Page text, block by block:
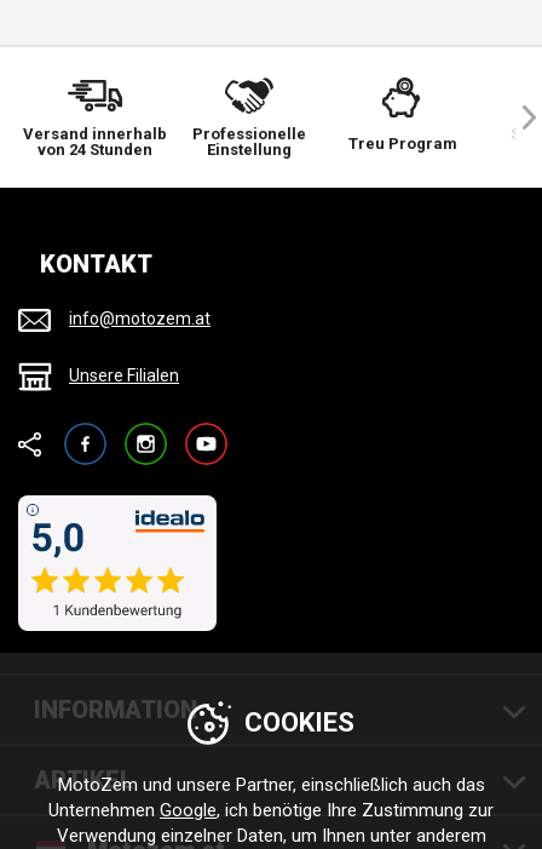
Versand innerhalb
von 24 Stunden
Professionelle
Einstellung
Treu Program
Sie
KONTAKT
info@motozem.at
Unsere Filialen
FacebookInstagramYouTube
INFORMATION
ARTIKEL
COOKIES
MotoZem und unsere Partner, einschließlich auch das
Unternehmen Google, ich benötige Ihre Zustimmung zur
Verwendung einzelner Daten, um Ihnen unter anderem